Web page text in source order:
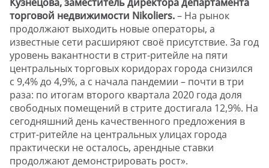
торговой недвижимости Nikoliers.– На рынок
продолжают выходить новые операторы, а
известные сети расширяют своё присутствие. За год
уровень вакантности в стрит-ритейле на пяти
центральных торговых коридорах города снизился
с 9,4% до 4,9%, а с начала пандемии – почти в три
раза: по итогам второго квартала 2020 года доля
свободных помещений в стрите достигала 12,9%. На
сегодняшний день качественного предложения в
стрит-ритейле на центральных улицах города
практически не осталось, арендные ставки
продолжают демонстрировать рост».